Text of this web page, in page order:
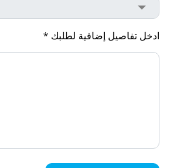
ادخل تفاصيل إضافية لطلبك *